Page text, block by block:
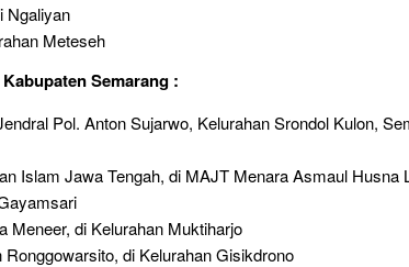
Ngaliyan
Meteseh
Semarang :
Pol. Anton Sujarwo, Kelurahan Srondol Kulon,
Islam Jawa Tengah, di MAJT Menara Asmaul Husna
Meneer, di Kelurahan Muktiharjo
di Kelurahan Gisikdrono